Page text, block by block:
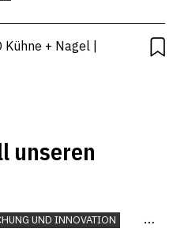
+ Nagel |
unseren
UND INNOVATION